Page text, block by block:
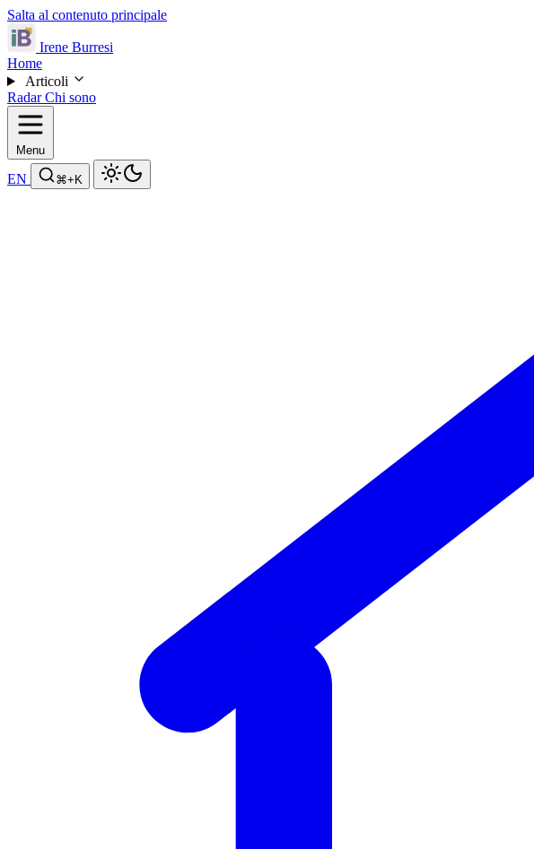
Salta al contenuto principale
Irene Burresi
Home
Articoli
RadarChi sono
Menu
EN ⌘+K